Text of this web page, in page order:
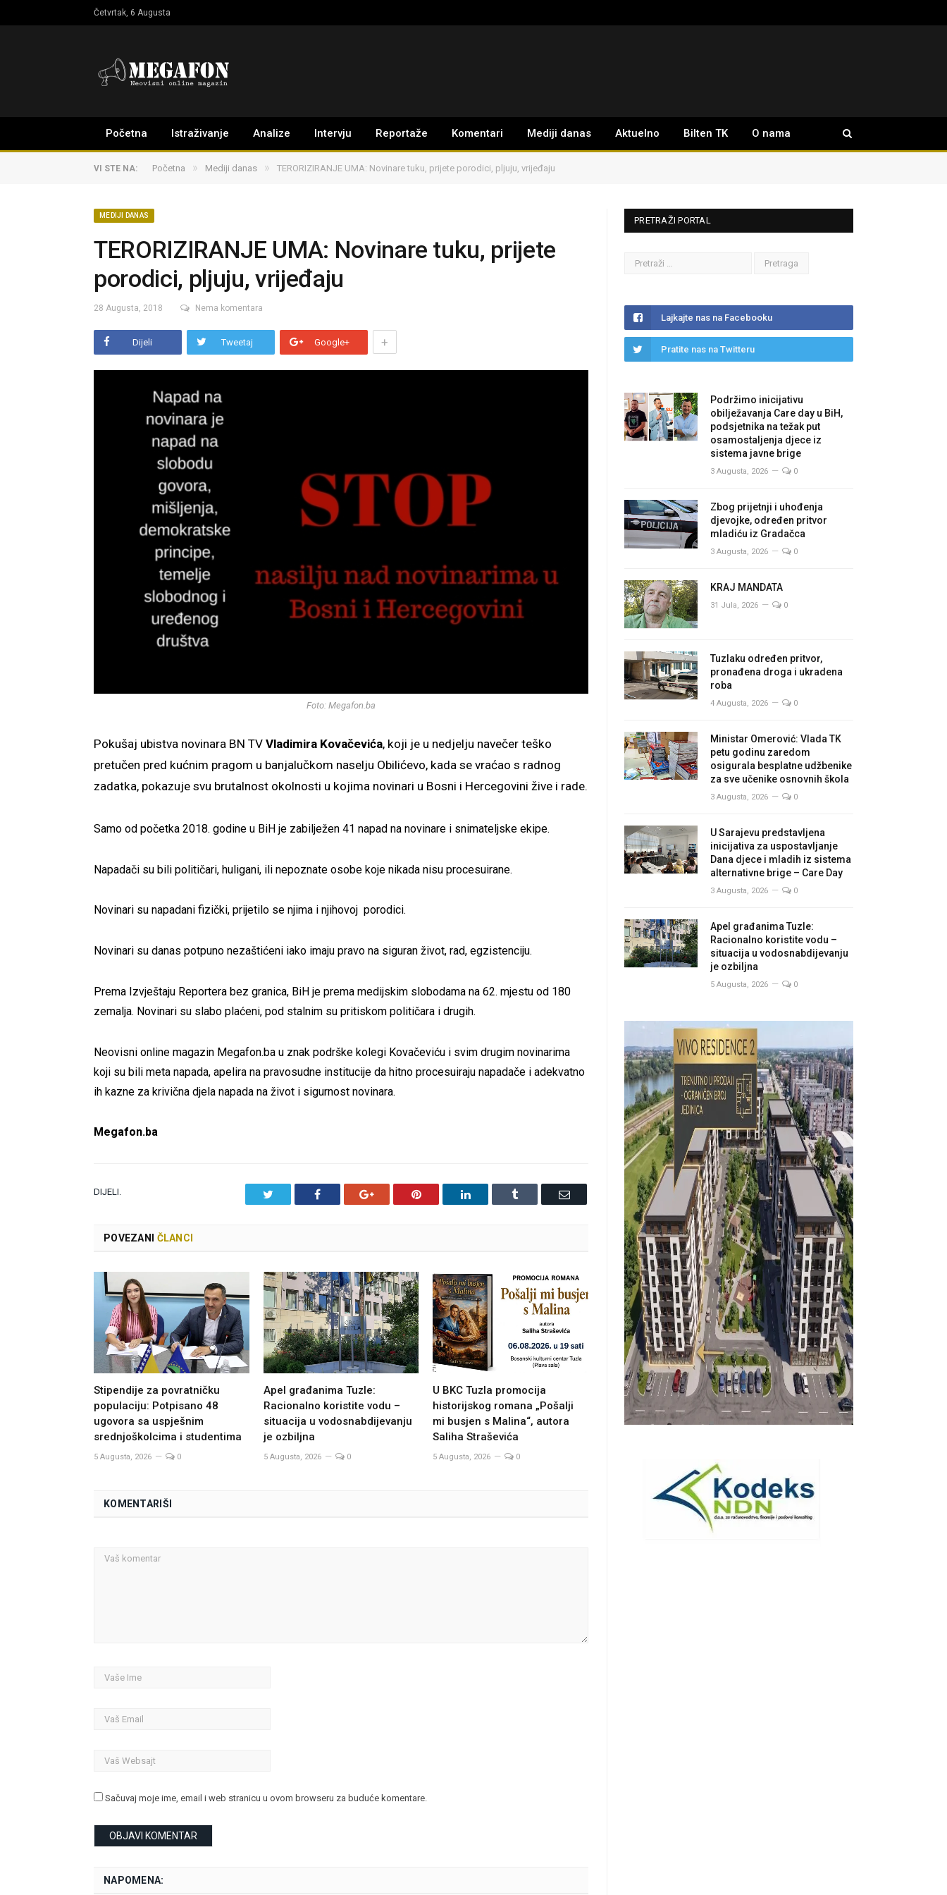
Četvrtak, 6 Augusta
Početna Istraživanje Analize Intervju Reportaže Komentari Mediji danas Aktuelno Bilten TK O nama
VI STE NA: Početna » Mediji danas » TERORIZIRANJE UMA: Novinare tuku, prijete porodici, pljuju, vrijeđaju
MEDIJI DANAS
TERORIZIRANJE UMA: Novinare tuku, prijete
porodici, pljuju, vrijeđaju
28 Augusta, 2018 Nema komentara
Dijeli Tweetaj Google+ +
Foto: Megafon.ba
Pokušaj ubistva novinara BN TV Vladimira Kovačevića, koji je u nedjelju navečer teško
pretučen pred kućnim pragom u banjalučkom naselju Obilićevo, kada se vraćao s radnog
zadatka, pokazuje svu brutalnost okolnosti u kojima novinari u Bosni i Hercegovini žive i rade.
Samo od početka 2018. godine u BiH je zabilježen 41 napad na novinare i snimateljske ekipe.
Napadači su bili političari, huligani, ili nepoznate osobe koje nikada nisu procesuirane.
Novinari su napadani fizički, prijetilo se njima i njihovoj porodici.
Novinari su danas potpuno nezaštićeni iako imaju pravo na siguran život, rad, egzistenciju.
Prema Izvještaju Reportera bez granica, BiH je prema medijskim slobodama na 62. mjestu od 180
zemalja. Novinari su slabo plaćeni, pod stalnim su pritiskom političara i drugih.
Neovisni online magazin Megafon.ba u znak podrške kolegi Kovačeviću i svim drugim novinarima
koji su bili meta napada, apelira na pravosudne institucije da hitno procesuiraju napadače i adekvatno
ih kazne za krivična djela napada na život i sigurnost novinara.
Megafon.ba
DIJELI. Facebook Google+ Pinterest LinkedIn Tumblr Email
POVEZANI ČLANCI
Stipendije za povratničku
populaciju: Potpisano 48
ugovora sa uspješnim
srednjoškolcima i studentima
5 Augusta, 2026 0
Apel građanima Tuzle:
Racionalno koristite vodu –
situacija u vodosnabdijevanju
je ozbiljna
5 Augusta, 2026 0
U BKC Tuzla promocija
historijskog romana „Pošalji
mi busjen s Malina“, autora
Saliha Straševića
5 Augusta, 2026 0
KOMENTARIŠI
Sačuvaj moje ime, email i web stranicu u ovom browseru za buduće komentare.
NAPOMENA:
PRETRAŽI PORTAL
Lajkajte nas na Facebooku
Pratite nas na Twitteru
Podržimo inicijativu
obilježavanja Care day u BiH,
podsjetnika na težak put
osamostaljenja djece iz
sistema javne brige
3 Augusta, 2026 0
Zbog prijetnji i uhođenja
djevojke, određen pritvor
mladiću iz Gradačca
3 Augusta, 2026 0
KRAJ MANDATA
31 Jula, 2026 0
Tuzlaku određen pritvor,
pronađena droga i ukradena
roba
4 Augusta, 2026 0
Ministar Omerović: Vlada TK
petu godinu zaredom
osigurala besplatne udžbenike
za sve učenike osnovnih škola
3 Augusta, 2026 0
U Sarajevu predstavljena
inicijativa za uspostavljanje
Dana djece i mladih iz sistema
alternativne brige – Care Day
3 Augusta, 2026 0
Apel građanima Tuzle:
Racionalno koristite vodu –
situacija u vodosnabdijevanju
je ozbiljna
5 Augusta, 2026 0